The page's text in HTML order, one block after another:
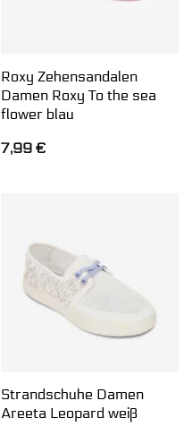
Roxy Zehensandalen
Damen Roxy To the sea
flower blau
7,99 €
Strandschuhe Damen
Areeta Leopard weiß